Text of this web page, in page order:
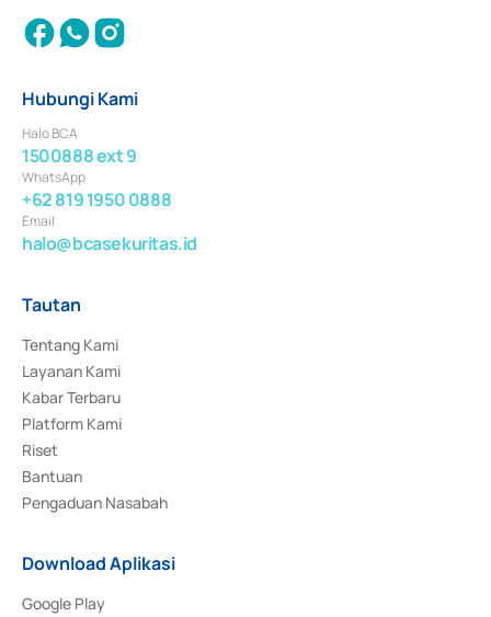
Hubungi Kami
Halo BCA
1500888 ext 9
WhatsApp
+62 819 1950 0888
Email
halo@bcasekuritas.id
Tautan
Tentang Kami
Layanan Kami
Kabar Terbaru
Platform Kami
Riset
Bantuan
Pengaduan Nasabah
Download Aplikasi
Google Play